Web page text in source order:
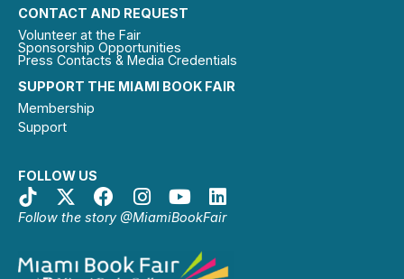
SUPPORT THE MIAMI BOOK FAIR
Membership
Support
FOLLOW US
Follow the story @MiamiBookFair
CONTACT AND REQUEST
Volunteer at the Fair
Sponsorship Opportunities
Press Contacts & Media Credentials